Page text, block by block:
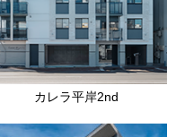
カレラ平岸2nd